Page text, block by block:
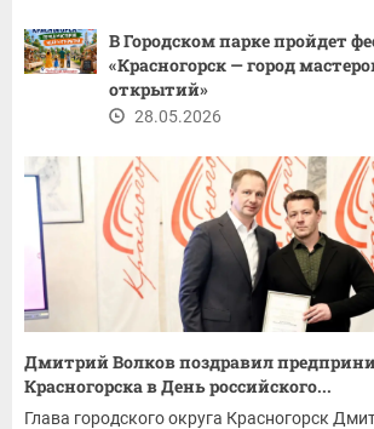
В Городском парке пройдет
«Красногорск — город
открытий»
28.05.2026
Дмитрий Волков поздравил
Красногорска в День российского...
Глава городского округа Красногорск